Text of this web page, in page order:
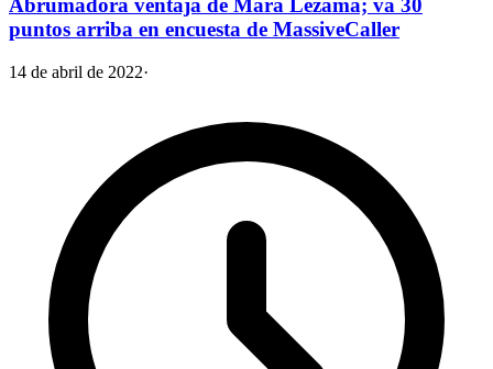
Abrumadora ventaja de Mara Lezama; va 30
puntos arriba en encuesta de MassiveCaller
14 de abril de 2022·